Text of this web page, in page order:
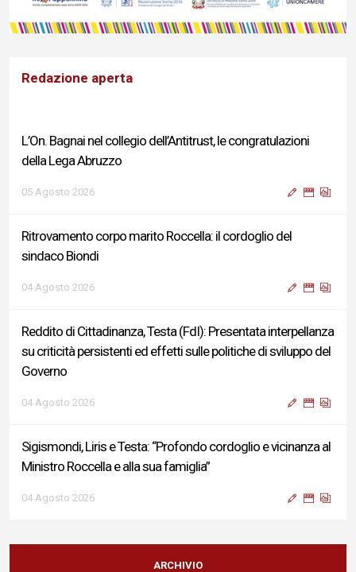
Redazione aperta
L’On. Bagnai nel collegio dell’Antitrust, le congratulazioni
della Lega Abruzzo
05 Agosto 2026
Ritrovamento corpo marito Roccella: il cordoglio del
sindaco Biondi
04 Agosto 2026
Reddito di Cittadinanza, Testa (FdI): Presentata interpellanza
su criticità persistenti ed effetti sulle politiche di sviluppo del
Governo
04 Agosto 2026
Sigismondi, Liris e Testa: “Profondo cordoglio e vicinanza al
Ministro Roccella e alla sua famiglia”
04 Agosto 2026
Terminal bus "Lorenzo Natali": modifiche temporanee alla
viabilità per il completamento dei lavori di riqualificazione
ARCHIVIO